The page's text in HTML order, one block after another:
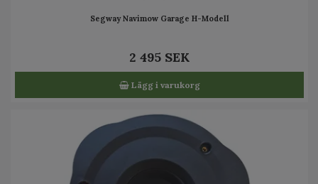
Segway Navimow Garage H-Modell
2 495 SEK
Lägg i varukorg